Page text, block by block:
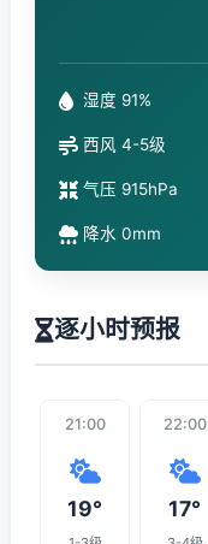
湿度 91%
西风 4-5级
气压 915hPa
降水 0mm
逐小时预报
21:00
19°
22:00
17°